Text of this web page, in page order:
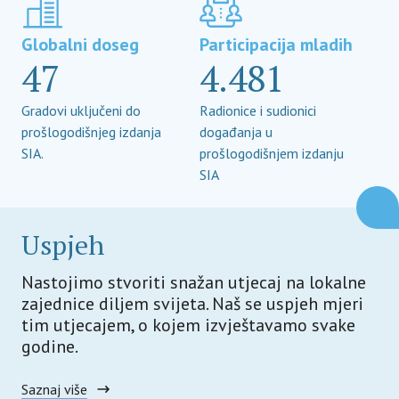
Globalni doseg
47
Gradovi uključeni do
prošlogodišnjeg izdanja
SIA.
Participacija mladih
4.481
Radionice i sudionici
događanja u
prošlogodišnjem izdanju
SIA
Uspjeh
Nastojimo stvoriti snažan utjecaj na lokalne
zajednice diljem svijeta. Naš se uspjeh mjeri
tim utjecajem, o kojem izvještavamo svake
godine.
Saznaj više